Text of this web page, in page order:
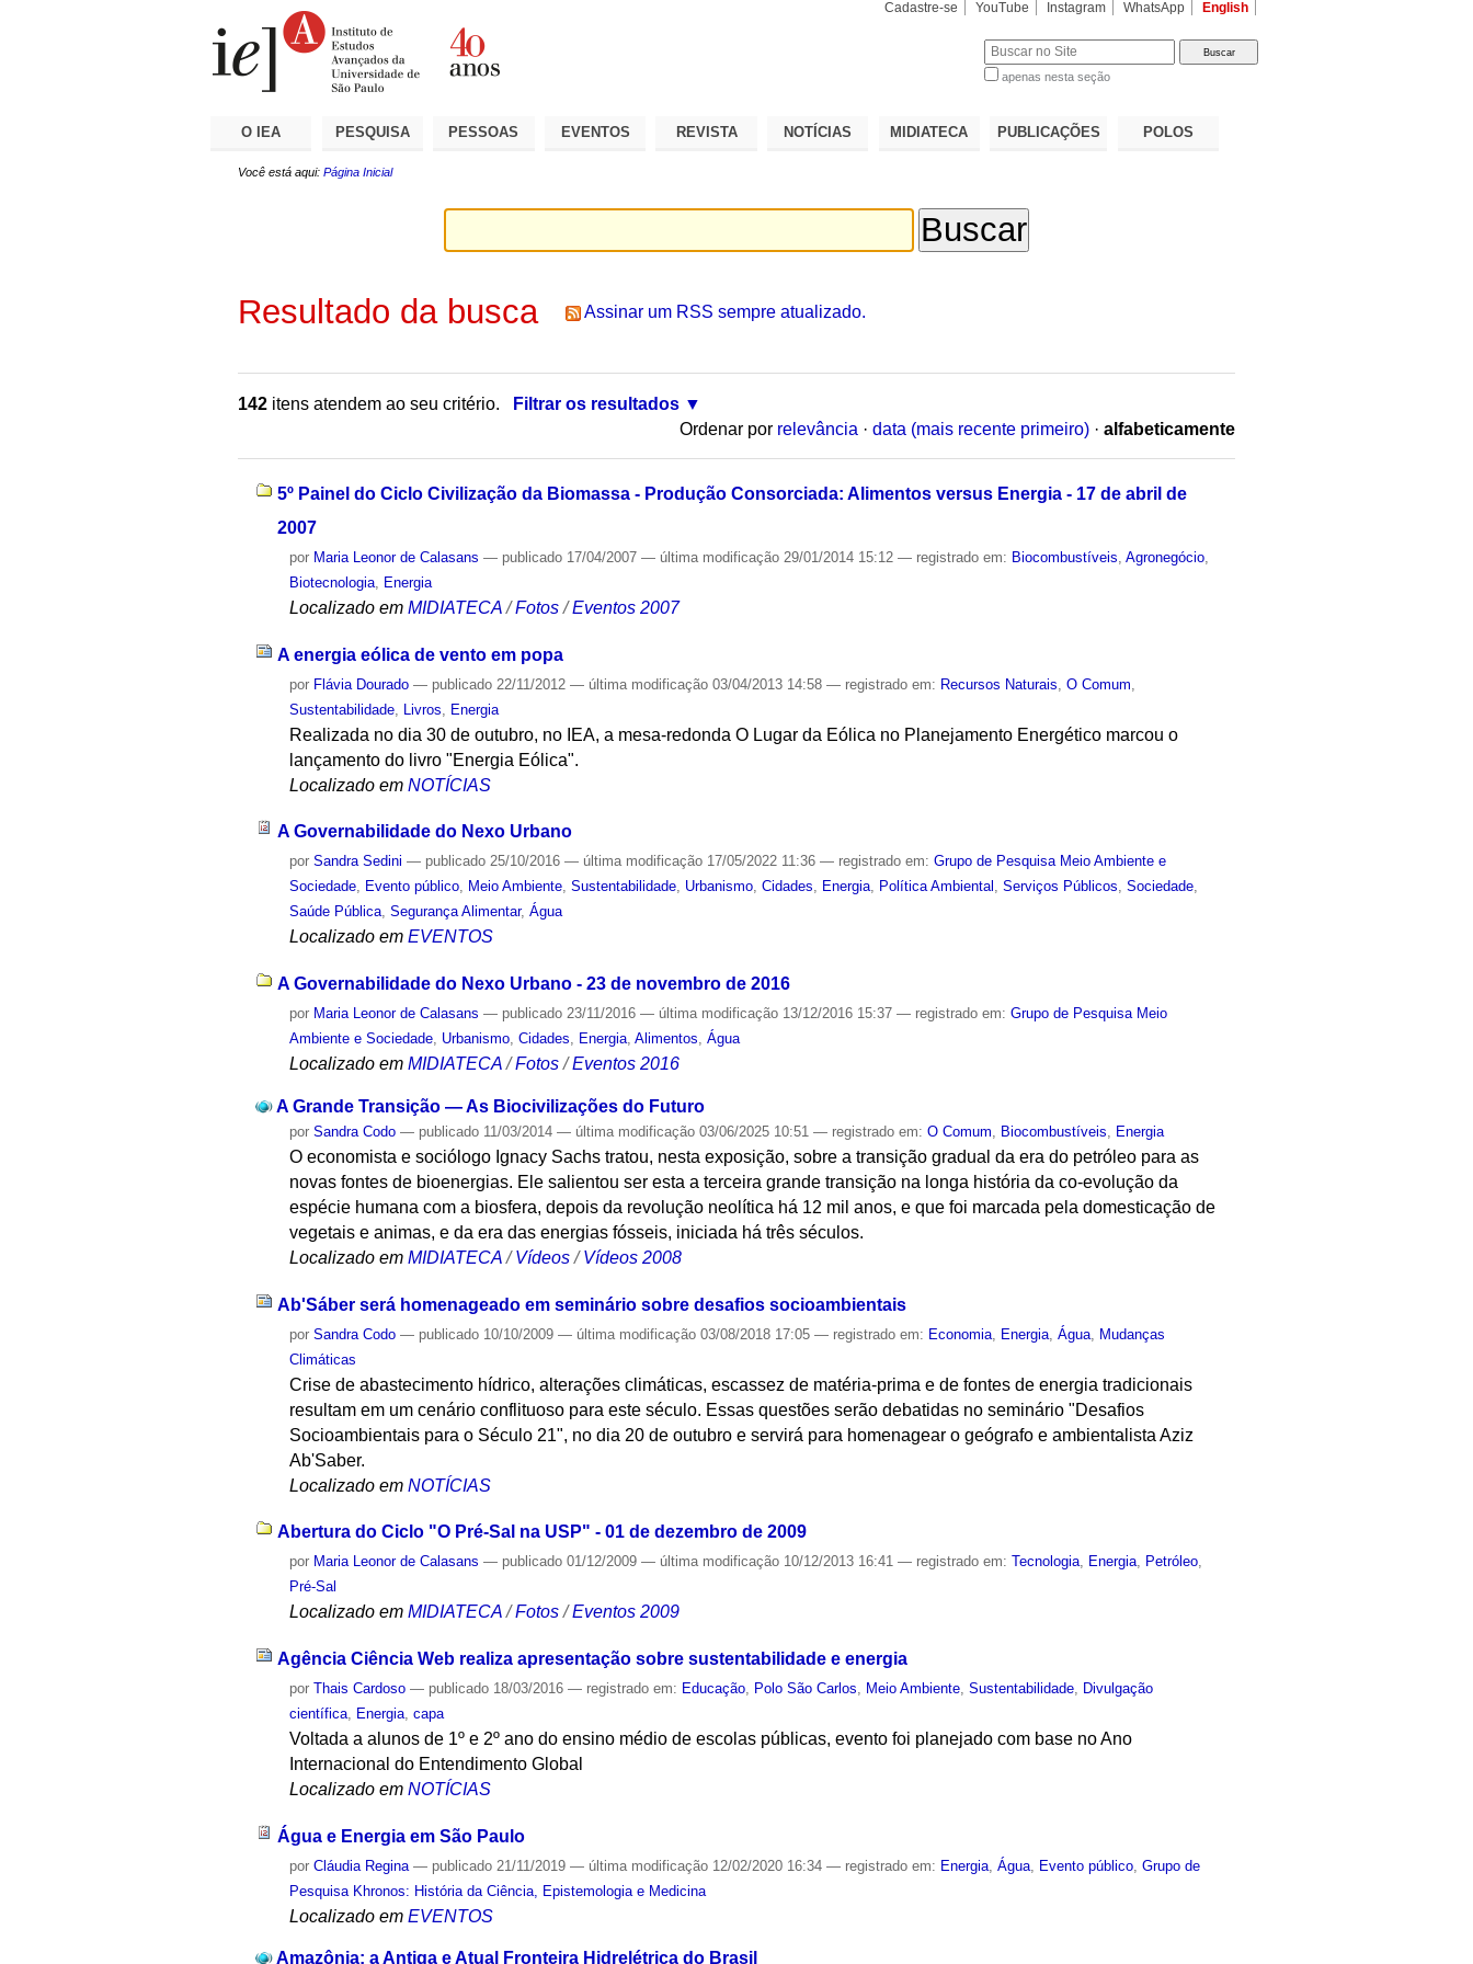
Cadastre-se YouTube Instagram WhatsApp English
apenas nesta seção
O IEA PESQUISA PESSOAS EVENTOS REVISTA NOTÍCIAS MIDIATECA PUBLICAÇÕES POLOS
Você está aqui: Página Inicial
Resultado da busca Assinar um RSS sempre atualizado.
142 itens atendem ao seu critério.
Filtrar os resultados
Ordenar por relevância · data (mais recente primeiro) · alfabeticamente
5º Painel do Ciclo Civilização da Biomassa - Produção Consorciada: Alimentos versus Energia - 17 de abril de
2007
por Maria Leonor de Calasans — publicado 17/04/2007— última modificação 29/01/2014 15:12— registrado em: Biocombustíveis ,Agronegócio
Biotecnologia
Energia
Localizado em MIDIATECA /Fotos /Eventos 2007
A energia eólica de vento em popa
por Flávia Dourado — publicado 22/11/2012— última modificação 03/04/2013 14:58— registrado em: Recursos Naturais ,O Comum
Sustentabilidade Livros Energia
Realizada no dia 30 de outubro, no IEA, a mesa-redonda O Lugar da Eólica no Planejamento Energético marcou o
lançamento do livro "Energia Eólica".
Localizado em NOTÍCIAS
A Governabilidade do Nexo Urbano
porSandra Sedini — publicado 25/10/2016— última modificação 17/05/2022 11:36— registrado em:Grupo de Pesquisa Meio Ambiente e
Sociedade, Evento público, Meio Ambiente,Sustentabilidade, Urbanismo,Cidades, Energia, Política Ambiental ,Serviços Públicos,Sociedade,
Saúde Pública,Segurança Alimentar,Água
Localizado em EVENTOS
A Governabilidade do Nexo Urbano - 23 de novembro de 2016
por Maria Leonor de Calasans — publicado 23/11/2016— última modificação 13/12/2016 15:37— registrado em:Grupo de Pesquisa Meio
Ambiente e Sociedade, Urbanismo,Cidades, Energia,Alimentos,Água
Localizado em MIDIATECA /Fotos /Eventos 2016
A Grande Transição — As Biocivilizações do Futuro
porSandra Codo — publicado 11/03/2014— última modificação 03/06/2025 10:51— registrado em:O Comum Biocombustíveis Energia
O economista e sociólogo Ignacy Sachs tratou, nesta exposição, sobre a transição gradual da era do petróleo para as
novas fontes de bioenergias. Ele salientou ser esta a terceira grande transição na longa história da co-evolução da
espécie humana com a biosfera, depois da revolução neolítica há 12 mil anos, e que foi marcada pela domesticação de
vegetais e animas, e da era das energias fósseis, iniciada há três séculos.
Localizado em MIDIATECA /Vídeos /Vídeos 2008
Ab'Sáber será homenageado em seminário sobre desafios socioambientais
porSandra Codo — publicado 10/10/2009— última modificação 03/08/2018 17:05— registrado em: Economia Energia ,Água Mudanças
Climáticas
Crise de abastecimento hídrico, alterações climáticas, escassez de matéria-prima e de fontes de energia tradicionais
resultam em um cenário conflituoso para este século. Essas questões serão debatidas no seminário "Desafios
Socioambientais para o Século 21", no dia 20 de outubro e servirá para homenagear o geógrafo e ambientalista Aziz
Ab'Saber.
Localizado em NOTÍCIAS
Abertura do Ciclo "O Pré-Sal na USP" - 01 de dezembro de 2009
por Maria Leonor de Calasans — publicado 01/12/2009— última modificação 10/12/2013 16:41— registrado em:Tecnologia, Energia, Petróleo,
Pré-Sal
Localizado em MIDIATECA /Fotos /Eventos 2009
Agência Ciência Web realiza apresentação sobre sustentabilidade e energia
porThais Cardoso — publicado 18/03/2016— registrado em: Educação Polo São Carlos Meio Ambiente ,Sustentabilidade
Divulgação
científica
Energia ,capa
Voltada a alunos de 1º e 2º ano do ensino médio de escolas públicas, evento foi planejado com base no Ano
Internacional do Entendimento Global
Localizado em NOTÍCIAS
Água e Energia em São Paulo
porCláudia Regina — publicado 21/11/2019— última modificação 12/02/2020 16:34— registrado em: Energia ,Água Evento público ,Grupo de
Pesquisa Khronos: História da Ciência, Epistemologia e Medicina
Localizado em EVENTOS
Amazônia: a Antiga e Atual Fronteira Hidrelétrica do Brasil